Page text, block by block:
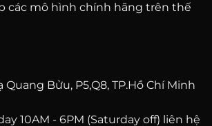
các mô hình chính hãng trên thế
Quang Bửu, P5,Q8, TP.Hồ Chí Minh
10AM - 6PM (Saturday off) liên hệ